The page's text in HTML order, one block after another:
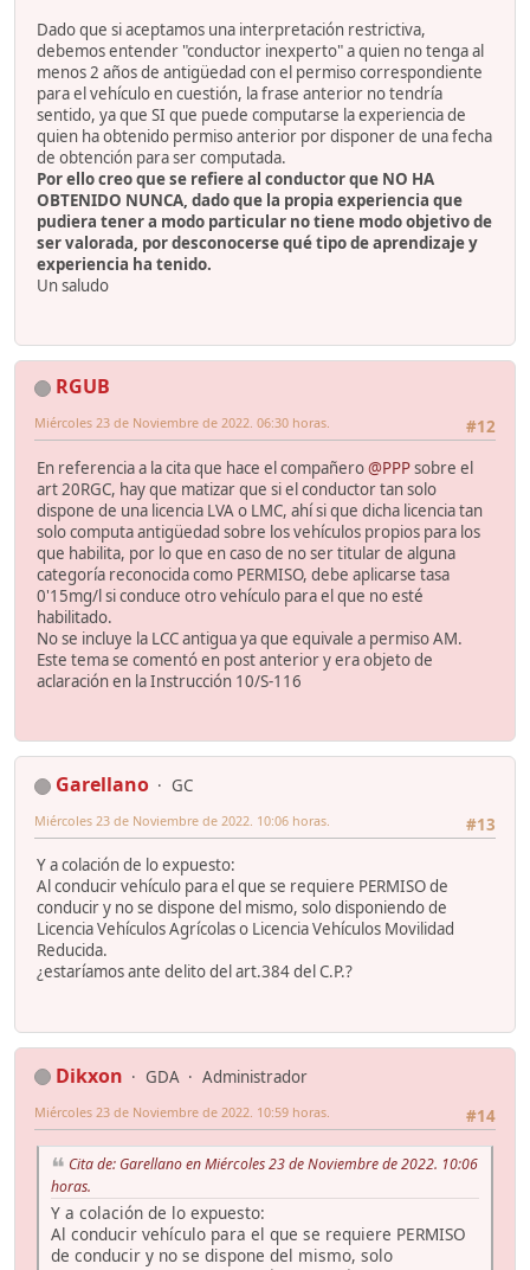
Dado que si aceptamos una interpretación restrictiva,
debemos entender "conductor inexperto" a quien no tenga al
menos 2 años de antigüedad con el permiso correspondiente
para el vehículo en cuestión, la frase anterior no tendría
sentido, ya que SI que puede computarse la experiencia de
quien ha obtenido permiso anterior por disponer de una fecha
de obtención para ser computada.
Por ello creo que se refiere al conductor que NO HA
OBTENIDO NUNCA, dado que la propia experiencia que
pudiera tener a modo particular no tiene modo objetivo de
ser valorada, por desconocerse qué tipo de aprendizaje y
experiencia ha tenido.
Un saludo
RGUB
#12
Miércoles 23 de Noviembre de 2022. 06:30 horas.
En referencia a la cita que hace el compañero@PPPsobre el
art 20RGC, hay que matizar que si el conductor tan solo
dispone de una licencia LVA o LMC, ahí si que dicha licencia tan
solo computa antigüedad sobre los vehículos propios para los
que habilita, por lo que en caso de no ser titular de alguna
categoría reconocida como PERMISO, debe aplicarse tasa
0'15mg/l si conduce otro vehículo para el que no esté
habilitado.
No se incluye la LCC antigua ya que equivale a permiso AM.
Este tema se comentó en post anterior y era objeto de
aclaración en la Instrucción 10/S-116
Garellano
GC
#13
Miércoles 23 de Noviembre de 2022. 10:06 horas.
Y a colación de lo expuesto:
Al conducir vehículo para el que se requiere PERMISO de
conducir y no se dispone del mismo, solo disponiendo de
Licencia Vehículos Agrícolas o Licencia Vehículos Movilidad
Reducida.
¿estaríamos ante delito del art.384 del C.P.?
Dikxon GDA
Administrador
#14
Miércoles 23 de Noviembre de 2022. 10:59 horas.
Cita de: Garellano en Miércoles 23 de Noviembre de 2022. 10:06
horas.
Y a colación de lo expuesto:
Al conducir vehículo para el que se requiere PERMISO
de conducir y no se dispone del mismo, solo